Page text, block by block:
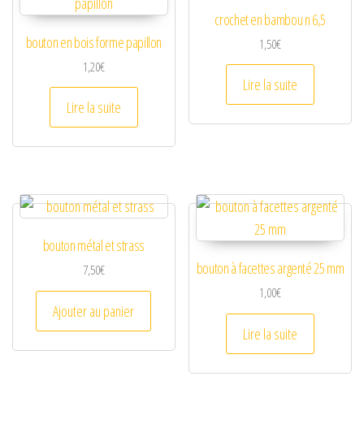
bouton en bois forme papillon
1,20€
Lire la suite
crochet en bambou n 6,5
1,50€
Lire la suite
bouton métal et strass
7,50€
Ajouter au panier
bouton à facettes argenté 25 mm
1,00€
Lire la suite